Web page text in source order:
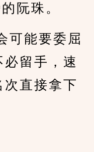
阮珠。
可能要委屈
留手，速
直接拿下